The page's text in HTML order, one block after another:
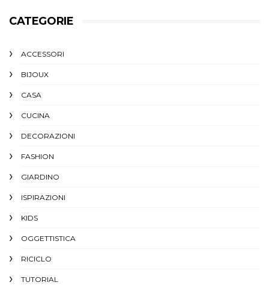
CATEGORIE
ACCESSORI
BIJOUX
CASA
CUCINA
DECORAZIONI
FASHION
GIARDINO
ISPIRAZIONI
KIDS
OGGETTISTICA
RICICLO
TUTORIAL